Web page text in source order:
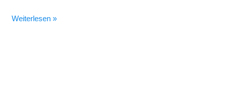
Weiterlesen »